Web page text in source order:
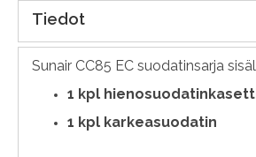
Tiedot
Sunair CC85 EC suodatinsarja
1 kpl hienosuodatinkasetti
1 kpl karkeasuodatin